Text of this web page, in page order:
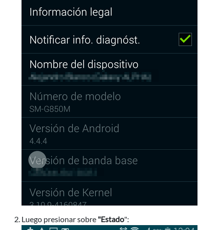
Luego presionar sobre "Estado":